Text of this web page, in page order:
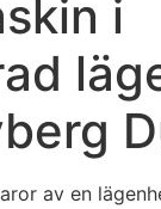
i
av en